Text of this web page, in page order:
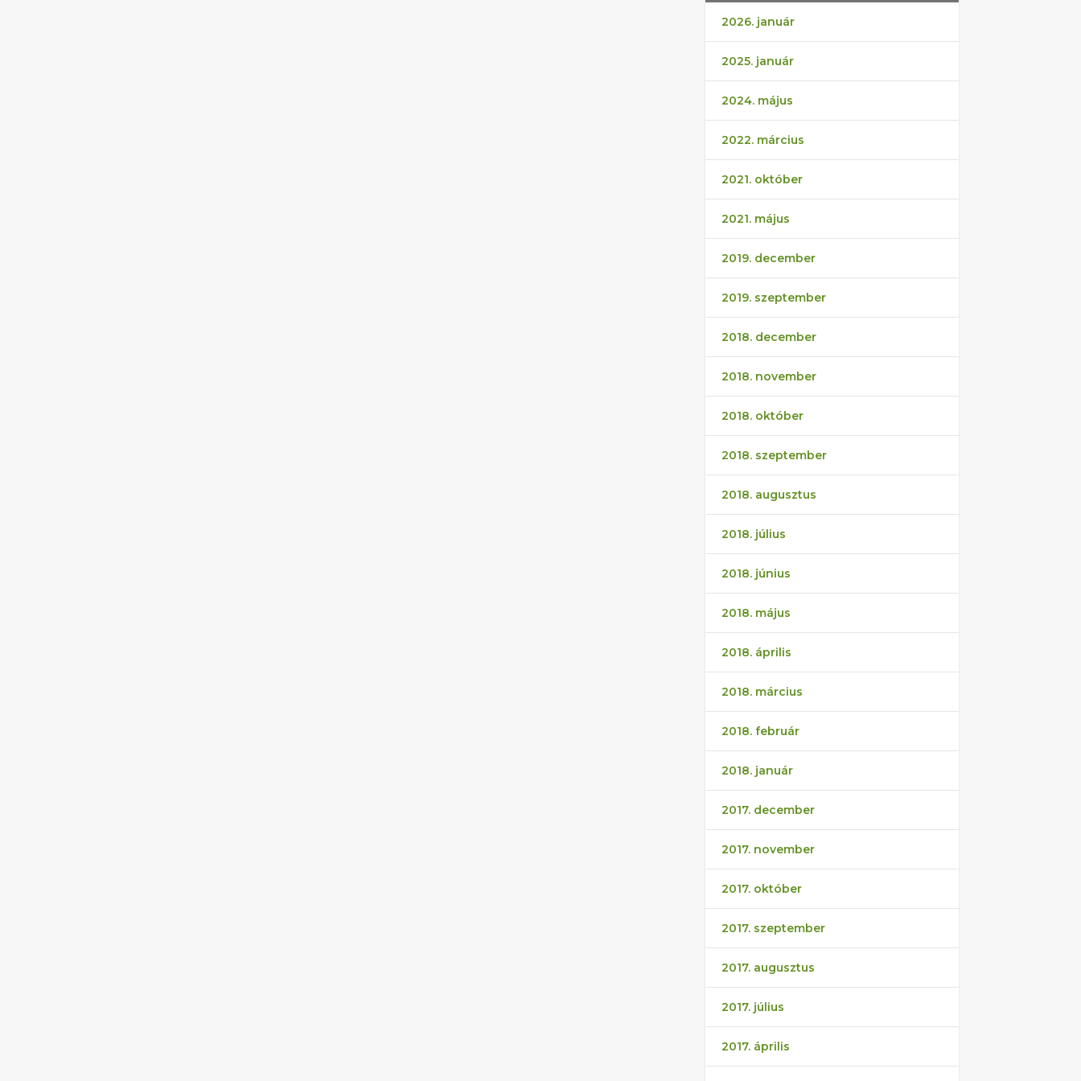
2026. január
2025. január
2024. május
2022. március
2021. október
2021. május
2019. december
2019. szeptember
2018. december
2018. november
2018. október
2018. szeptember
2018. augusztus
2018. július
2018. június
2018. május
2018. április
2018. március
2018. február
2018. január
2017. december
2017. november
2017. október
2017. szeptember
2017. augusztus
2017. július
2017. április